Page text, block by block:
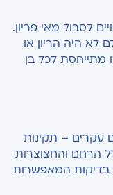
לסבול מאי פריון.
לא היה הריון או
מתייחסת לכל בן
עקרים – תקינות
הרחם והחצוצרות
בדיקות המאפשרות